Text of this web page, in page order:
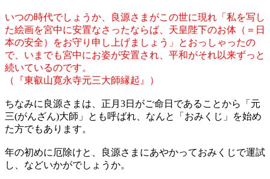
いつの時代でしょうか、良源さまがこの世に現れ「私を写し
た絵画を宮中に安置なさったならば、天皇陛下のお体（＝日
本の安全）をお守り申し上げましょう」とおっしゃったの
で、いまでも宮中にお姿が安置され、平和がそれ以来ずっと
続いているのです。
（『東叡山寛永寺元三大師縁起』）
ちなみに良源さまは、正月3日がご命日であることから「元
三(がんざん)大師」とも呼ばれ、なんと「おみくじ」を始め
た方でもあります。
年の初めに厄除けと、良源さまにあやかっておみくじで運試
し、などいかがでしょうか。